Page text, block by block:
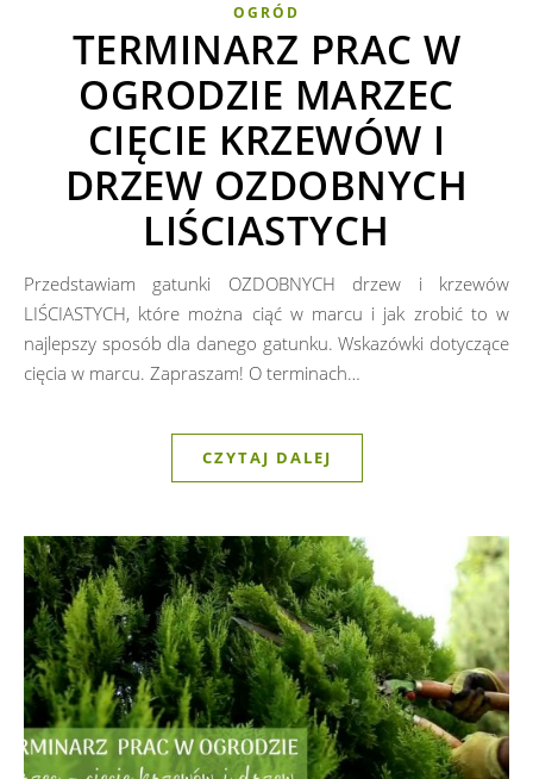
OGRÓD
TERMINARZ PRAC W
OGRODZIE MARZEC
CIĘCIE KRZEWÓW I
DRZEW OZDOBNYCH
LIŚCIASTYCH
Przedstawiam gatunki OZDOBNYCH drzew i krzewów
LIŚCIASTYCH, które można ciąć w marcu i jak zrobić to w
najlepszy sposób dla danego gatunku. Wskazówki dotyczące
cięcia w marcu. Zapraszam! O terminach…
CZYTAJ DALEJ